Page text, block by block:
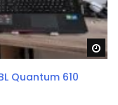
Quantum 610